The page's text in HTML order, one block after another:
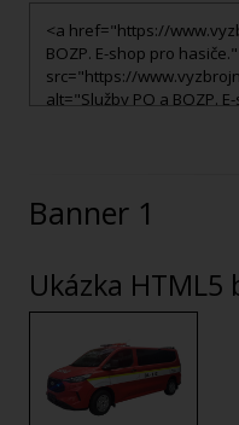
Banner 1
Ukázka